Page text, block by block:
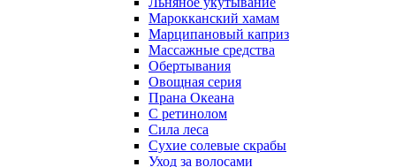
Марокканский хамам
Марципановый каприз
Массажные средства
Обертывания
Овощная серия
Прана Океана
С ретинолом
Сила леса
Сухие солевые скрабы
Уход за волосами